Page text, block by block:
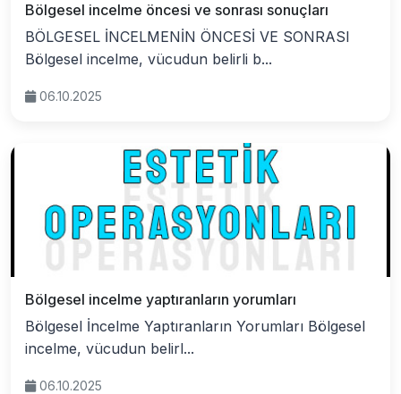
Bölgesel incelme öncesi ve sonrası sonuçları
BÖLGESEL İNCELMENİN ÖNCESİ VE SONRASI
Bölgesel incelme, vücudun belirli b...
06.10.2025
Bölgesel incelme yaptıranların yorumları
Bölgesel İncelme Yaptıranların Yorumları Bölgesel
incelme, vücudun belirl...
06.10.2025